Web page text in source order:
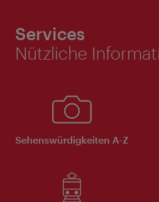
Services
Nützliche
Sehenswürdigkeiten A-Z